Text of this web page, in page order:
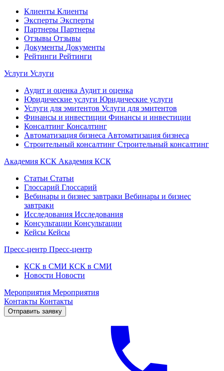
Клиенты Клиенты
Эксперты Эксперты
Партнеры Партнеры
Отзывы Отзывы
Документы Документы
Рейтинги Рейтинги
Услуги Услуги
Аудит и оценка Аудит и оценка
Юридические услуги Юридические услуги
Услуги для эмитентов Услуги для эмитентов
Финансы и инвестиции Финансы и инвестиции
Консалтинг Консалтинг
Автоматизация бизнеса Автоматизация бизнеса
Строительный консалтинг Строительный консалтинг
Академия КСК Академия КСК
Статьи Статьи
Глоссарий Глоссарий
Вебинары и бизнес завтраки Вебинары и бизнес
завтраки
Исследования Исследования
Консультации Консультации
Кейсы Кейсы
Пресс-центр Пресс-центр
КСК в СМИ КСК в СМИ
Новости Новости
Мероприятия Мероприятия
Контакты Контакты
Отправить заявку